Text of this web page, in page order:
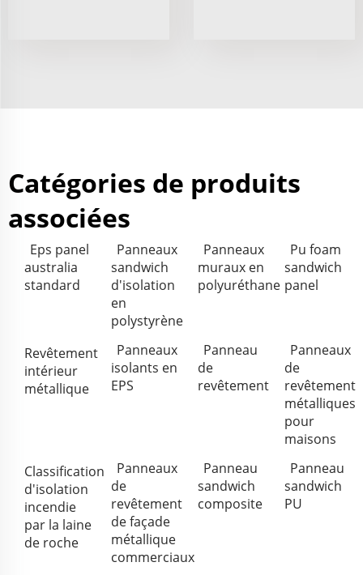
Catégories de produits
associées
Eps panel
australia
standard
Panneaux
sandwich
d'isolation
en
polystyrène
Panneaux
muraux en
polyuréthane
Pu foam
sandwich
panel
Revêtement
intérieur
métallique
Panneaux
isolants en
EPS
Panneau
de
revêtement
Panneaux
de
revêtement
métalliques
pour
maisons
Classification
d'isolation
incendie
par la laine
de roche
Panneaux
de
revêtement
de façade
métallique
commerciaux
Panneau
sandwich
composite
Panneau
sandwich
PU